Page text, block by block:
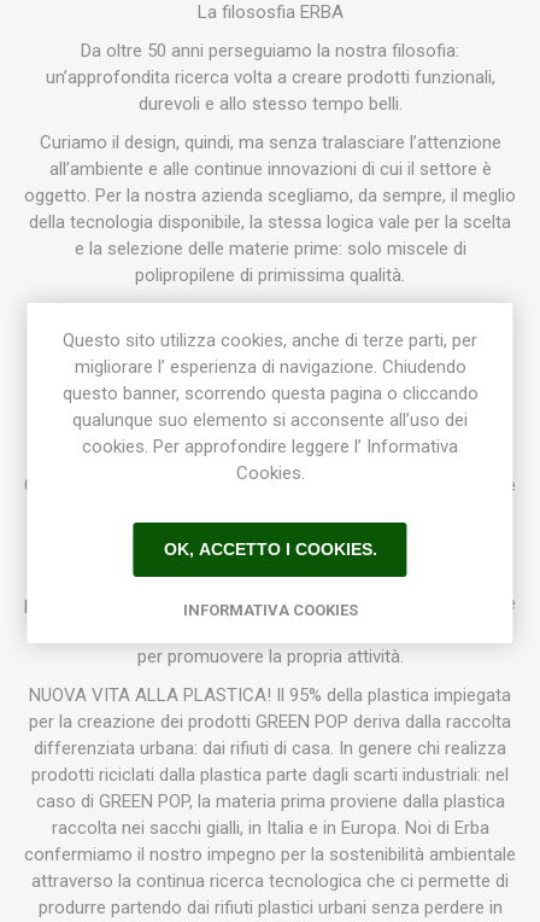
La filososfia ERBA
Da oltre 50 anni perseguiamo la nostra filosofia:
un’approfondita ricerca volta a creare prodotti funzionali,
durevoli e allo stesso tempo belli.
Curiamo il design, quindi, ma senza tralasciare l’attenzione
all’ambiente e alle continue innovazioni di cui il settore è
oggetto. Per la nostra azienda scegliamo, da sempre, il meglio
della tecnologia disponibile, la stessa logica vale per la scelta
e la selezione delle materie prime: solo miscele di
polipropilene di primissima qualità.
seminiere per l’ortofloricoltura ai coprivaso di tendenza.
Studiamo ogni prodotto per rispondere al meglio alle
necessità finali per le quali viene progettato.
I nostri prodotti sono suddivisi in otto linee: Inerba, Casa,
Natura, Roof, Green Pop, Coltivazione, Fioristi e
Ortofloricoltura. Questa suddivisione ci permette di soddisfare
attento alle tendenze del gusto contemporaneo.
Ogni prodotto è caratterizzato da un ottimo rapporto qualità
prezzo, questo perché la nostra azienda crede da sempre che
per promuovere la propria attività.
NUOVA VITA ALLA PLASTICA! Il 95% della plastica impiegata
per la creazione dei prodotti GREEN POP deriva dalla raccolta
differenziata urbana: dai rifiuti di casa. In genere chi realizza
prodotti riciclati dalla plastica parte dagli scarti industriali: nel
caso di GREEN POP, la materia prima proviene dalla plastica
raccolta nei sacchi gialli, in Italia e in Europa. Noi di Erba
confermiamo il nostro impegno per la sostenibilità ambientale
attraverso la continua ricerca tecnologica che ci permette di
produrre partendo dai rifiuti plastici urbani senza perdere in
Questo sito utilizza cookies, anche di terze parti, per
migliorare l’ esperienza di navigazione. Chiudendo
questo banner, scorrendo questa pagina o cliccando
qualunque suo elemento si acconsente all’uso dei
cookies. Per approfondire leggere l’ Informativa
Cookies.
OK, ACCETTO I COOKIES.
INFORMATIVA COOKIES